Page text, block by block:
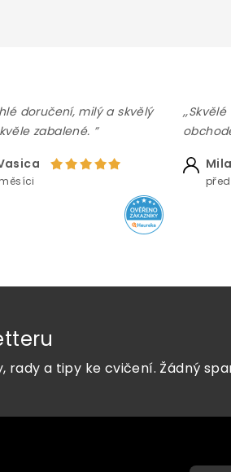
doručení, milý a skvělý
zabalené. ”
rady a tipy ke cvičení. Žádný